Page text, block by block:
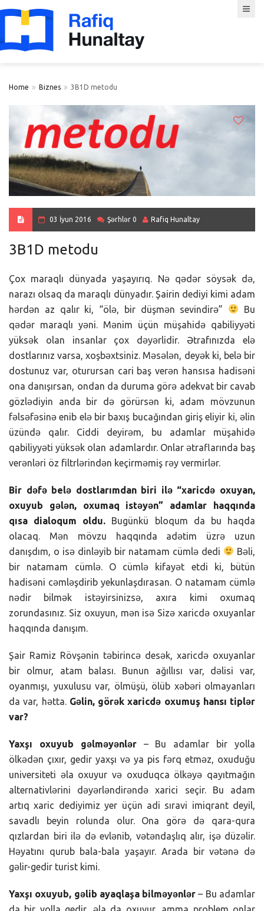
Home Biznes 3B1D metodu
03 İyun 2016 Şərhlər 0 Rafiq Hunaltay
3B1D metodu
Çox maraqlı dünyada yaşayırıq. Nə qədər söysək də,
narazı olsaq da maraqlı dünyadır. Şairin dediyi kimi adam
hərdən az qalır ki, “ölə, bir düşmən sevindirə”
Bu
qədər maraqlı yəni. Mənim üçün müşahidə qabiliyyəti
yüksək olan insanlar çox dəyərlidir. Ətrafınızda elə
dostlarınız varsa, xoşbəxtsiniz. Məsələn, deyək ki, belə bir
dostunuz var, oturursan cari baş verən hansısa hadisəni
ona danışırsan, ondan da duruma görə adekvat bir cavab
gözlədiyin anda bir də görürsən ki, adam mövzunun
fəlsəfəsinə enib elə bir baxış bucağından giriş eliyir ki, əlin
üzündə qalır. Ciddi deyirəm, bu adamlar müşahidə
qabiliyyəti yüksək olan adamlardır. Onlar ətraflarında baş
verənləri öz filtrlərindən keçirməmiş rəy vermirlər.
Bir dəfə belə dostlarımdan biri ilə “xaricdə oxuyan,
oxuyub gələn, oxumaq istəyən” adamlar haqqında
qısa dialoqum oldu. Bugünkü bloqum da bu haqda
olacaq. Mən mövzu haqqında adətim üzrə uzun
danışdım, o isə dinləyib bir natamam cümlə dedi
Bəli,
bir natamam cümlə. O cümlə kifayət etdi ki, bütün
hadisəni cəmləşdirib yekunlaşdırasan. O natamam cümlə
nədir bilmək istəyirsinizsə, axıra kimi oxumaq
zorundasınız. Siz oxuyun, mən isə Sizə xaricdə oxuyanlar
haqqında danışım.
Şair Ramiz Rövşənin təbirincə desək, xaricdə oxuyanlar
bir olmur, atam balası. Bunun ağıllısı var, dəlisi var,
oyanmışı, yuxulusu var, ölmüşü, ölüb xəbəri olmayanları
da var, hətta. Gəlin, görək xaricdə oxumuş hansı tiplər
var?
Yaxşı oxuyub gəlməyənlər– Bu adamlar bir yolla
ölkədən çıxır, gedir yaxşı və ya pis fərq etməz, oxuduğu
universiteti əla oxuyur və oxuduqca ölkəyə qayıtmağın
alternativlərini dəyərləndirəndə xarici seçir. Bu adam
artıq xaric dediyimiz yer üçün adi sıravi imiqrant deyil,
savadlı beyin rolunda olur. Ona görə də qara-qura
qızlardan biri ilə də evlənib, vətəndaşlıq alır, işə düzəlir.
Həyatını qurub bala-bala yaşayır. Arada bir vətənə də
gəlir-gedir turist kimi.
Yaxşı oxuyub, gəlib ayaqlaşa bilməyənlər – Bu adamlar